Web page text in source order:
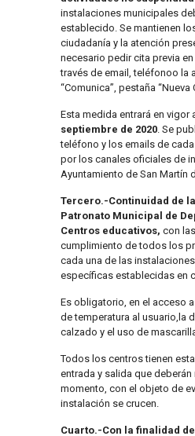
instalaciones municipales
establecido. Se mantienen
ciudadanía y la atención
necesario pedir cita previa
través de email, teléfonoo la
“Comunica”, pestaña “Nueva
Esta medida entrará en vigor
septiembre de 2020. Se
teléfono y los emails de
por los canales oficiales de
Ayuntamiento de San Martín
Tercero.-Continuidad de
Patronato Municipal de
Centros educativos, con
cumplimiento de todos los
cada una de las
específicas establecidas en
Es obligatorio, en el acceso
de temperatura al usuario,la
calzado y el uso de
Todos los centros tienen
entrada y salida que
momento, con el objeto de
instalación se crucen.
Cuarto.-Con la finalidad